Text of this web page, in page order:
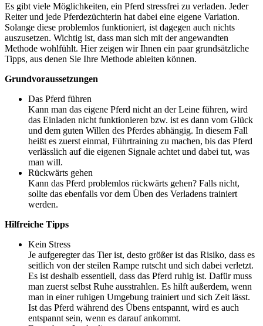
Es gibt viele Möglichkeiten, ein Pferd stressfrei zu verladen. Jeder
Reiter und jede Pferdezüchterin hat dabei eine eigene Variation.
Solange diese problemlos funktioniert, ist dagegen auch nichts
auszusetzen. Wichtig ist, dass man sich mit der angewandten
Methode wohlfühlt. Hier zeigen wir Ihnen ein paar grundsätzliche
Tipps, aus denen Sie Ihre Methode ableiten können.
Grundvoraussetzungen
Das Pferd führen
Kann man das eigene Pferd nicht an der Leine führen, wird
das Einladen nicht funktionieren bzw. ist es dann vom Glück
und dem guten Willen des Pferdes abhängig. In diesem Fall
heißt es zuerst einmal, Führtraining zu machen, bis das Pferd
verlässlich auf die eigenen Signale achtet und dabei tut, was
man will.
Rückwärts gehen
Kann das Pferd problemlos rückwärts gehen? Falls nicht,
sollte das ebenfalls vor dem Üben des Verladens trainiert
werden.
Hilfreiche Tipps
Kein Stress
Je aufgeregter das Tier ist, desto größer ist das Risiko, dass es
seitlich von der steilen Rampe rutscht und sich dabei verletzt.
Es ist deshalb essentiell, dass das Pferd ruhig ist. Dafür muss
man zuerst selbst Ruhe ausstrahlen. Es hilft außerdem, wenn
man in einer ruhigen Umgebung trainiert und sich Zeit lässt.
Ist das Pferd während des Übens entspannt, wird es auch
entspannt sein, wenn es darauf ankommt.